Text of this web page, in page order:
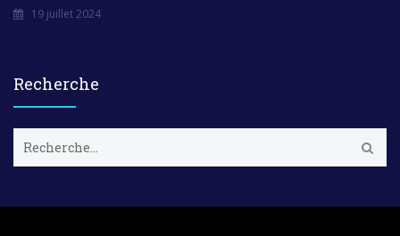
19 juillet 2024
Recherche
c
e